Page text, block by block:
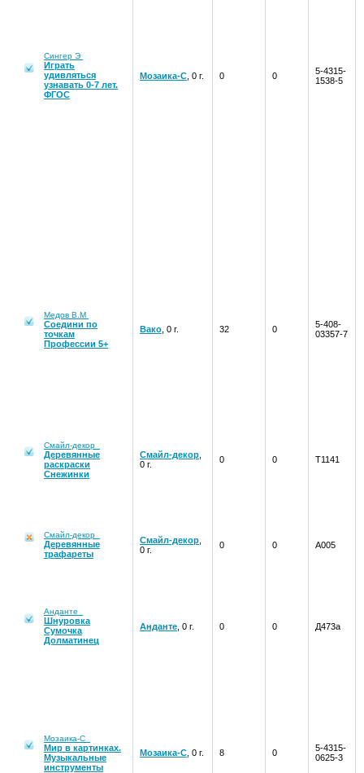
Сингер Э
Играть
удивляться
узнавать 0-7 лет.
ФГОС
Мозаика-С , 0 г. 0 0
5-4315-
1538-5
Медов В.М
Соедини по
точкам
Профессии 5+
Вако , 0 г. 32 0
5-408-
03357-7
Смайл-декор
Деревянные
раскраски
Снежинки
Смайл-декор
0 г.
0 0 Т1141
Смайл-декор
Деревянные
трафареты
Смайл-декор
0 г.
0 0 А005
Анданте
Шнуровка
Сумочка
Долматинец
Анданте , 0 г. 0 0 Д473а
Мозаика-С
Мир в картинках.
Музыкальные
инструменты
Мозаика-С , 0 г. 8 0
5-4315-
0625-3